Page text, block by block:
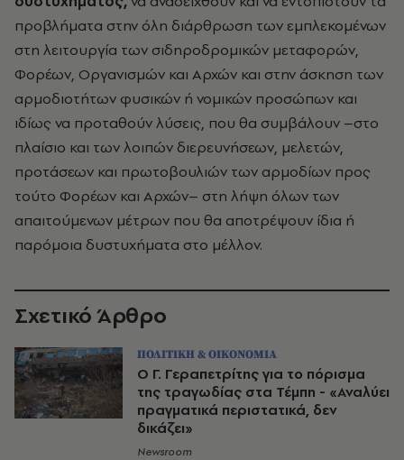
προβλήματα στην όλη διάρθρωση των εμπλεκομένων
στη λειτουργία των σιδηροδρομικών μεταφορών,
Φορέων, Οργανισμών και Αρχών και στην άσκηση των
αρμοδιοτήτων φυσικών ή νομικών προσώπων και
ιδίως να προταθούν λύσεις, που θα συμβάλουν –στο
πλαίσιο και των λοιπών διερευνήσεων, μελετών,
προτάσεων και πρωτοβουλιών των αρμοδίων προς
τούτο Φορέων και Αρχών– στη λήψη όλων των
απαιτούμενων μέτρων που θα αποτρέψουν ίδια ή
παρόμοια δυστυχήματα στο μέλλον.
Σχετικό Άρθρο
ΠΟΛΙΤΙΚΗ & ΟΙΚΟΝΟΜΙΑ
Ο Γ. Γεραπετρίτης για το πόρισμα
της τραγωδίας στα Τέμπη - «Αναλύει
πραγματικά περιστατικά, δεν
δικάζει»
Newsroom